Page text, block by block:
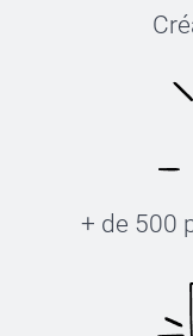
+ de 500